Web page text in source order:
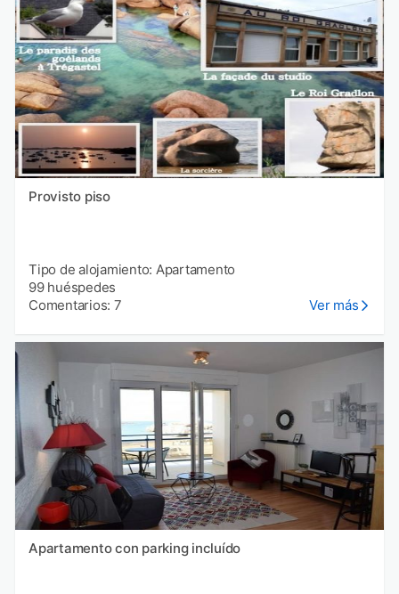
Provisto piso
Tipo de alojamiento: Apartamento
99 huéspedes
Comentarios: 7
Ver más
Apartamento con parking incluído